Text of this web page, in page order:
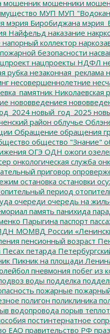
мошенник мошенники
МУП МУП
мэрия Биробиджана
Найфельд наказание
напорный коллектор
безопасности
нацпроекты НДФЛ
рубка незаконная_реклама
несовершеннолетние
Николаевская
нововведениея
новый_год_2025
район облучье
Обращение обращения
общество "Знание"
ОГЭ ОДН ожоги
онкологическая служба
приговор
остановка остановки
период
очереди очередь на
память панихида
Парыгина паспорт
МОМВД России
пенсионный возраст
Песах петарда
Пикник на площади
пневмония побег из
воды подделка
пожарные
полигон поликлиника
водопровода порыв
постинтернатное
ЕАО правительство РФ